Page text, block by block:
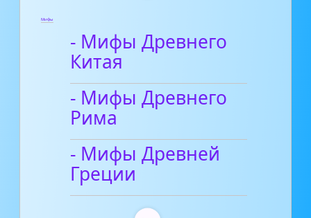
Мифы
- Мифы Древнего
Китая
- Мифы Древнего
Рима
- Мифы Древней
Греции